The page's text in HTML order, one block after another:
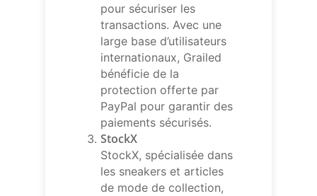
pour sécuriser les
transactions. Avec une
large base d’utilisateurs
internationaux, Grailed
bénéficie de la
protection offerte par
PayPal pour garantir des
paiements sécurisés.
StockX
StockX, spécialisée dans
les sneakers et articles
de mode de collection,